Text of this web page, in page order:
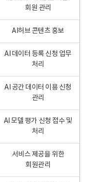
회원 관리
AI허브 콘텐츠 홍보
AI 데이터 등록 신청 업무
처리
AI 공간 데이터 이용 신청
관리
AI 모델 평가 신청 접수 및
처리
서비스 제공을 위한
회원관리